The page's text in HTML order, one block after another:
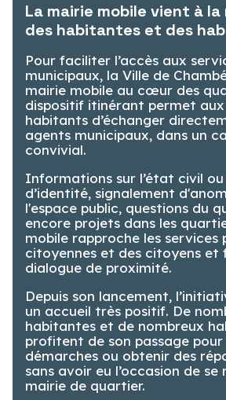
La mairie mobile vient à
des habitantes et des
Pour faciliter l’accès aux
municipaux, la Ville de
mairie mobile au cœur des
dispositif itinérant permet
habitants d’échanger
agents municipaux, dans un
convivial.
Informations sur l’état civil
d’identité, signalement
l'espace public, questions du
encore projets dans les
mobile rapproche les services
citoyennes et des citoyens et
dialogue de proximité.
Depuis son lancement,
un accueil très positif. De
habitantes et de nombreux
profitent de son passage
démarches ou obtenir des
sans avoir eu l’occasion de se
mairie de quartier.